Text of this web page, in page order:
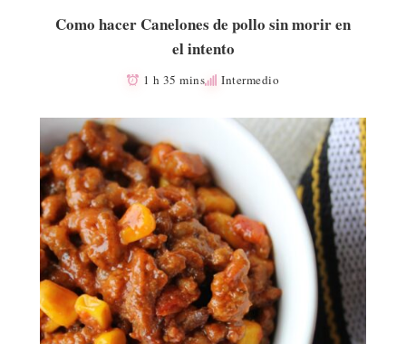
Como hacer Canelones de pollo sin morir en
el intento
1 h 35 mins Intermedio